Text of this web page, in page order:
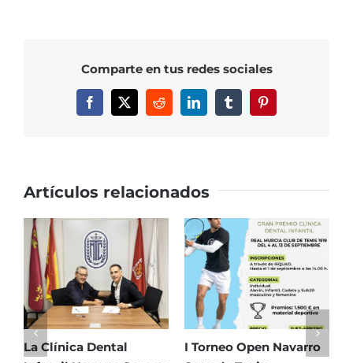
a
la
segunda
Alevín
por
Equipos
Masculinos
Comparte en tus redes sociales
Facebook
X RedditLinkedInTumblrPinterest
Artículos relacionados
La Clínica Dental
I Torneo Open Navarro